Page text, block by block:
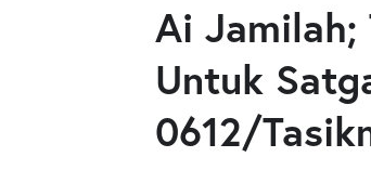
Ai Jamilah;
Untuk
0612/